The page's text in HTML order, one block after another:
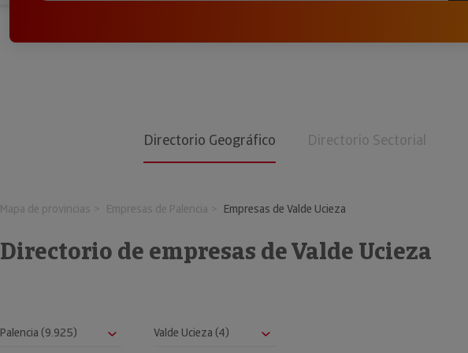
Directorio Geográfico Directorio Sectorial
Mapa de provincias Empresas de Palencia Empresas de Valde Ucieza
Directorio de empresas de Valde Ucieza